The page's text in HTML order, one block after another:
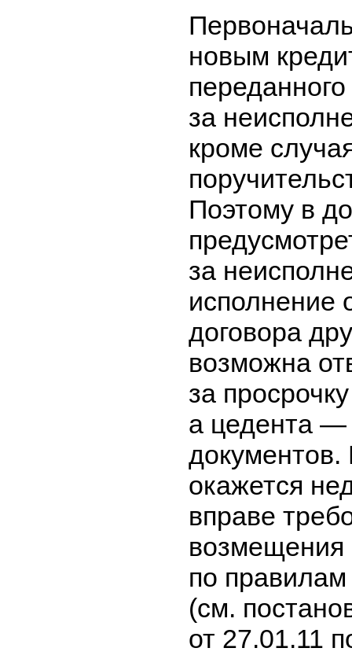
новым
за
кроме
Поэтому в
за
исполнение
договора
возможна
за
а цедента —
документов.
окажется
вправе
возмещения
по правилам
(см.
от 27.01.11